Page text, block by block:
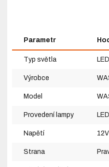
Parametr
Typ světla
Výrobce
Model
Provedení lampy LED
Napětí
Strana